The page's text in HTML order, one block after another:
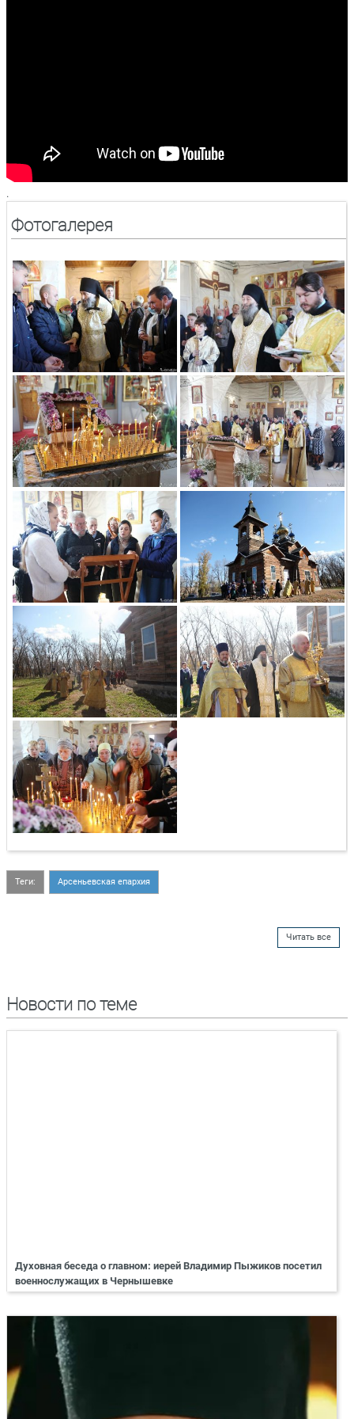
.
Фотогалерея
Теги: Арсеньевская епархия
Читать все
Новости по теме
Духовная беседа о главном: иерей Владимир Пыжиков посетил
военнослужащих в Чернышевке